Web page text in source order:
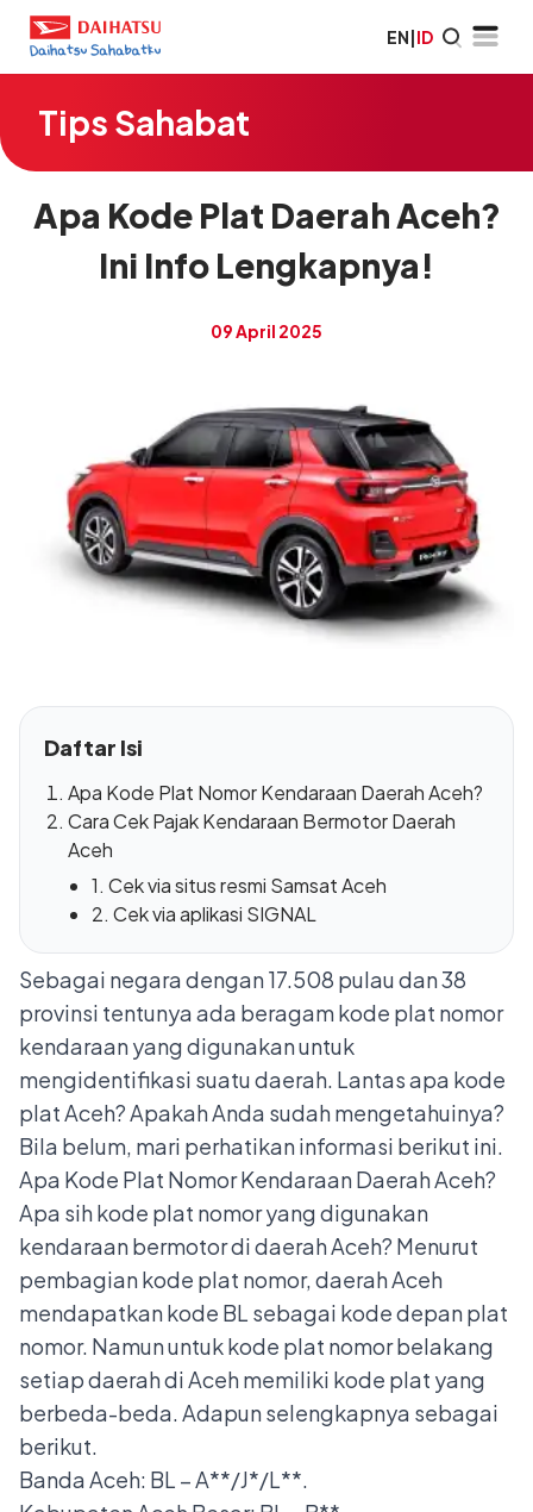
EN|ID
Tips Sahabat
Apa Kode Plat Daerah Aceh?
Ini Info Lengkapnya!
09 April 2025
Daftar Isi
Apa Kode Plat Nomor Kendaraan Daerah Aceh?
Cara Cek Pajak Kendaraan Bermotor Daerah
Aceh
1. Cek via situs resmi Samsat Aceh
2. Cek via aplikasi SIGNAL
Sebagai negara dengan 17.508 pulau dan 38
provinsi tentunya ada beragam kode plat nomor
kendaraan yang digunakan untuk
mengidentifikasi suatu daerah. Lantas apa kode
plat Aceh? Apakah Anda sudah mengetahuinya?
Bila belum, mari perhatikan informasi berikut ini.
Apa Kode Plat Nomor Kendaraan Daerah Aceh?
Apa sih kode plat nomor yang digunakan
kendaraan bermotor di daerah Aceh? Menurut
pembagian kode plat nomor, daerah Aceh
mendapatkan kode BL sebagai kode depan plat
nomor. Namun untukkode plat nomor belakang
setiap daerah di Aceh memiliki kode plat yang
berbeda-beda. Adapun selengkapnya sebagai
berikut.
Banda Aceh: BL – A**/J*/L**.